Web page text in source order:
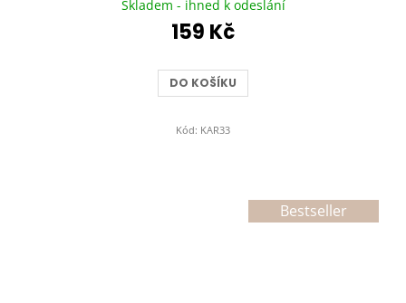
produktu
je
z
5
Skladem - ihned k odeslání
159 Kč
DO KOŠÍKU
Kód: KAR33
Bestseller